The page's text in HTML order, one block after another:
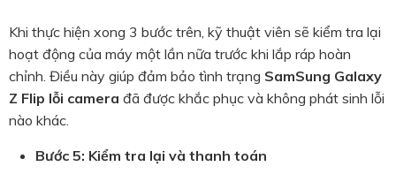
Khi thực hiện xong 3 bước trên, kỹ thuật viên sẽ kiểm tra lại
hoạt động của máy một lần nữa trước khi lắp ráp hoàn
chỉnh. Điều này giúp đảm bảo tình trạng SamSung Galaxy
Z Flip lỗi camera đã được khắc phục và không phát sinh lỗi
nào khác.
Bước 5: Kiểm tra lại và thanh toán